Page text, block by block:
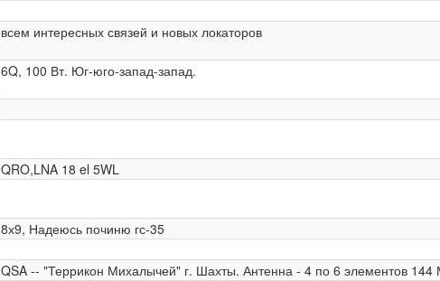
всем интересных связей и новых локаторов
6Q, 100 Вт. Юг-юго-запад-запад.
QRO,LNA 18 el 5WL
8х9, Надеюсь починю гс-35
QSA -- "Террикон Михалычей" г. Шахты. Антенна - 4 по 6 элементов 144